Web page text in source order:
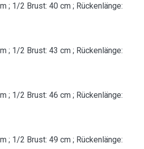
; 1/2 Brust: 40 cm ; Rückenlänge:
; 1/2 Brust: 43 cm ; Rückenlänge:
; 1/2 Brust: 46 cm ; Rückenlänge:
; 1/2 Brust: 49 cm ; Rückenlänge: